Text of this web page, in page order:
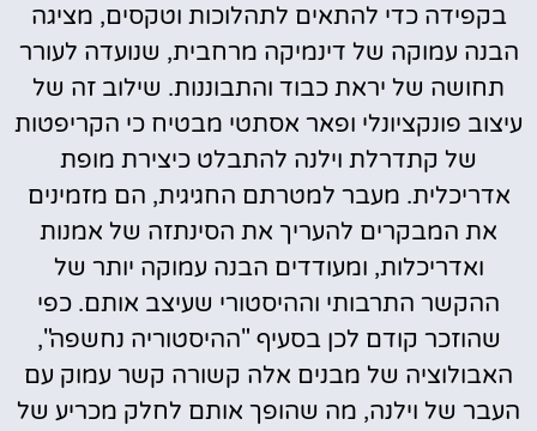
בקפידה כדי להתאים לתהלוכות וטקסים, מציגה
הבנה עמוקה של דינמיקה מרחבית, שנועדה לעורר
תחושה של יראת כבוד והתבוננות. שילוב זה של
עיצוב פונקציונלי ופאר אסתטי מבטיח כי הקריפטות
של קתדרלת וילנה להתבלט כיצירת מופת
אדריכלית. מעבר למטרתם החגיגית, הם מזמינים
את המבקרים להעריך את הסינתזה של אמנות
ואדריכלות, ומעודדים הבנה עמוקה יותר של
ההקשר התרבותי וההיסטורי שעיצב אותם. כפי
שהוזכר קודם לכן בסעיף "ההיסטוריה נחשפה",
האבולוציה של מבנים אלה קשורה קשר עמוק עם
העבר של וילנה, מה שהופך אותם לחלק מכריע של